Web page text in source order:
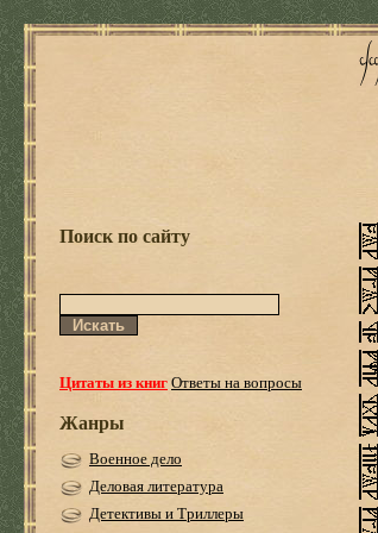
Поиск по сайту
Цитаты из книгОтветы на вопросы
Жанры
Военное дело
Деловая литература
Детективы и Триллеры